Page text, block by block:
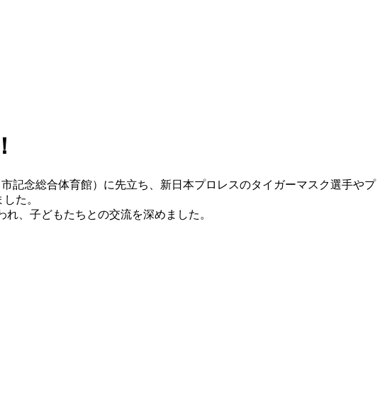
記念総合体育館）に先立ち、新日本プロレスのタイガーマスク選手やプ
た。
、子どもたちとの交流を深めました。